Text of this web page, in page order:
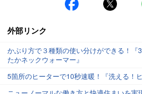
外部リンク
かぶり方で３種類の使い分けができる！『
たかネックウォーマー』
5箇所のヒーターで10秒速暖！『洗える！